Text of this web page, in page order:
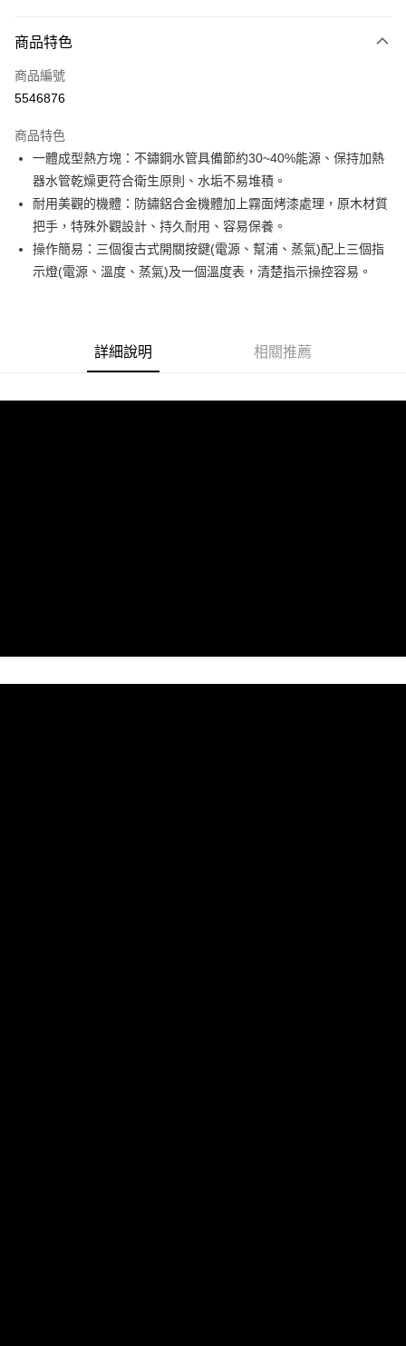
信用卡一次付款
ATM付款
運送方式
郵局、新竹物流
每筆NT$150，滿NT$2,000(含以上)免運費
商品特色
商品編號
5546876
商品特色
一體成型熱方塊：不鏽鋼水管具備節約30~40%能源、保持加熱
器水管乾燥更符合衛生原則、水垢不易堆積。
耐用美觀的機體：防鏽鋁合金機體加上霧面烤漆處理，原木材質
把手，特殊外觀設計、持久耐用、容易保養。
操作簡易：三個復古式開關按鍵(電源、幫浦、蒸氣)配上三個指
示燈(電源、溫度、蒸氣)及一個溫度表，清楚指示操控容易。
詳細說明 相關推薦